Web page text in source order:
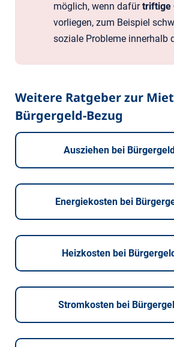
möglich, wenn dafürtriftige
vorliegen, zum Beispiel
soziale Probleme innerhalb
Weitere Ratgeber zur
Bürgergeld-Bezug
Ausziehen bei
Energiekosten bei
Heizkosten bei
Stromkosten bei